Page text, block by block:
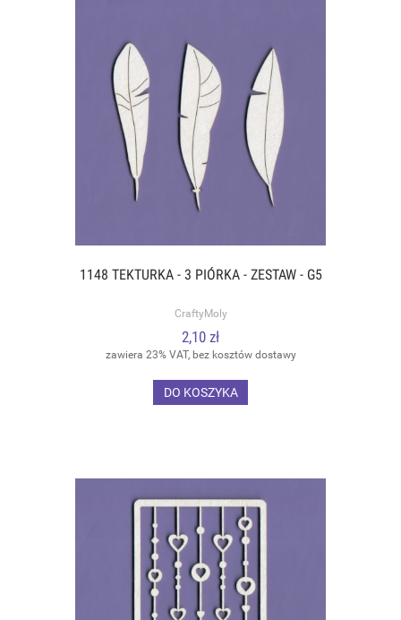
1148 TEKTURKA - 3 PIÓRKA - ZESTAW - G5
CraftyMoly
2,10 zł
zawiera 23% VAT, bez kosztów dostawy
DO KOSZYKA